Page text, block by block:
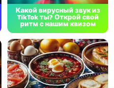
Какой вирусный звук из
TikTok ты? Открой свой
ритм с нашим квизом